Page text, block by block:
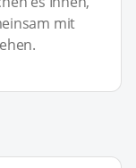
mit